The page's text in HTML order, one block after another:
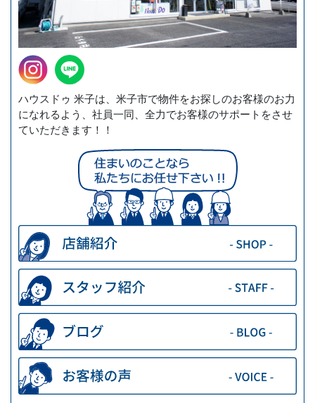
ハウスドゥ 米子は、米子市で物件をお探しのお客様のお力
になれるよう、社員一同、全力でお客様のサポートをさせ
ていただきます！！